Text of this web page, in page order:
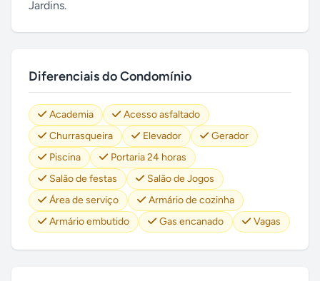
Jardins.
Diferenciais do Condomínio
Academia
Acesso asfaltado
Churrasqueira
Elevador
Gerador
Piscina
Portaria 24 horas
Salão de festas
Salão de Jogos
Área de serviço
Armário de cozinha
Armário embutido
Gas encanado Vagas